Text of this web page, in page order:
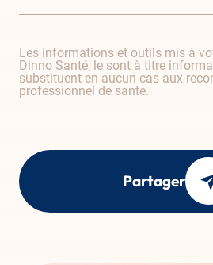
Les informations et outils mis à
Dinno Santé, le sont à titre
substituent en aucun cas aux
professionnel de santé.
Partager